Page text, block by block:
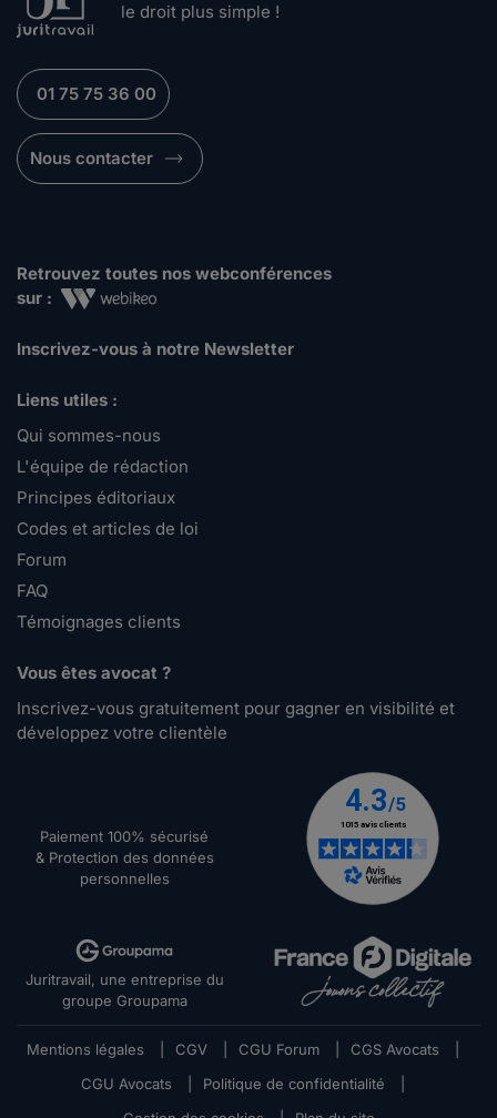
le droit plus simple !
01 75 75 36 00
Nous contacter
Retrouvez toutes nos webconférences
sur :
Inscrivez-vous à notre Newsletter
Liens utiles :
Qui sommes-nous
L'équipe de rédaction
Principes éditoriaux
Codes et articles de loi
Forum
FAQ
Témoignages clients
Vous êtes avocat ?
Inscrivez-vous gratuitement pour gagner en visibilité et
développez votre clientèle
Paiement 100% sécurisé
& Protection des données
personnelles
Juritravail, une entreprise du
groupe Groupama
Mentions légales CGV CGU Forum CGS Avocats
CGU Avocats
Politique de confidentialité